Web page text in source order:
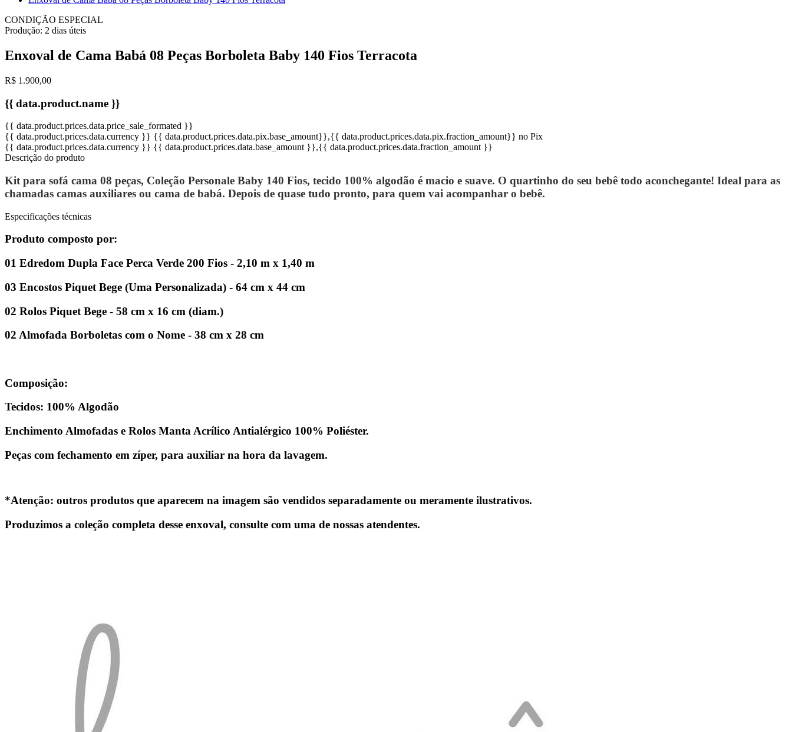
CONDIÇÃO ESPECIAL
Produção: 2 dias úteis
Enxoval de Cama Babá 08 Peças Borboleta Baby 140 Fios Terracota
R$ 1.900,00
{{ data.product.name }}
{{ data.product.prices.data.price_sale_formated }}
{{ data.product.prices.data.currency }} {{ data.product.prices.data.pix.base_amount}},{{ data.product.prices.data.pix.fraction_amount}} no Pix
{{ data.product.prices.data.currency }} {{ data.product.prices.data.base_amount }},{{ data.product.prices.data.fraction_amount }}
Descrição do produto
Kit para sofá cama 08 peças, Coleção Personale Baby 140 Fios, tecido 100% algodão é macio e suave. O quartinho do seu bebê todo aconchegante! Ideal para as
chamadas camas auxiliares ou cama de babá. Depois de quase tudo pronto, para quem vai acompanhar o bebê.
Especificações técnicas
Produto composto por:
01 Edredom Dupla Face Perca Verde 200 Fios - 2,10 m x 1,40 m
03 Encostos Piquet Bege (Uma Personalizada) - 64 cm x 44 cm
02 Rolos Piquet Bege - 58 cm x 16 cm (diam.)
02 Almofada Borboletas com o Nome - 38 cm x 28 cm
Composição:
Tecidos: 100% Algodão
Enchimento Almofadas e Rolos Manta Acrílico Antialérgico 100% Poliéster.
Peças com fechamento em zíper, para auxiliar na hora da lavagem.
*Atenção: outros produtos que aparecem na imagem são vendidos separadamente ou meramente ilustrativos.
Produzimos a coleção completa desse enxoval, consulte com uma de nossas atendentes.